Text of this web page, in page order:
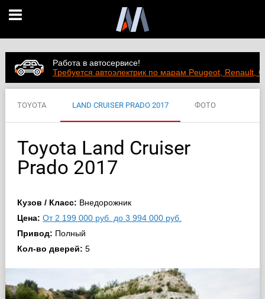
Работа в автосервисе!
Требуется автоэлектрик по марам Peugeot, Renault,
TOYOTA LAND CRUISER PRADO 2017 ФОТО
ХАРАКТЕРИСТИКИ
Toyota Land Cruiser
Prado 2017
Кузов / Класс: Внедорожник
Цена: От 2 199 000 руб. до 3 994 000 руб.
Привод: Полный
Кол-во дверей: 5